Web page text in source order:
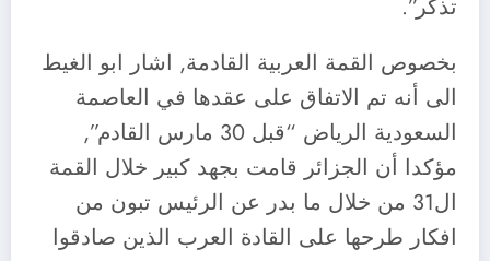
تذكر”.
بخصوص القمة العربية القادمة, اشار ابو الغيط
الى أنه تم الاتفاق على عقدها في العاصمة
السعودية الرياض “قبل 30 مارس القادم”,
مؤكدا أن الجزائر قامت بجهد كبير خلال القمة
ال31 من خلال ما بدر عن الرئيس تبون من
افكار طرحها على القادة العرب الذين صادقوا